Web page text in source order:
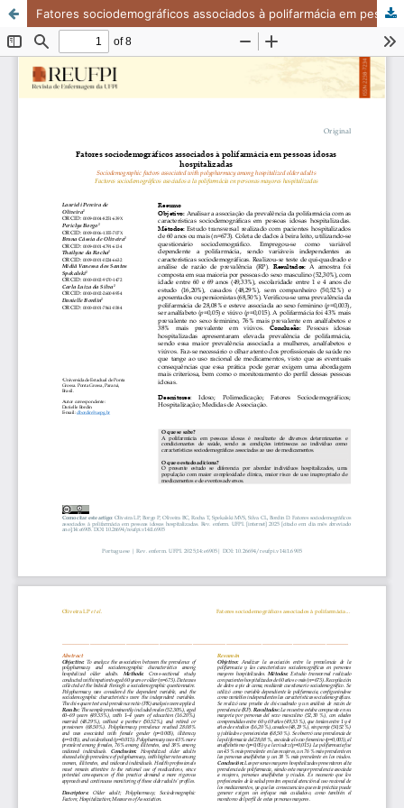
Fatores sociodemográficos associados à polifarmácia em pessoas idosas hospitalizadas